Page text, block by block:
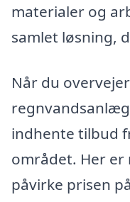
materialer og
samlet løsning,
Når du
indhente tilbud
området. Her er
påvirke prisen